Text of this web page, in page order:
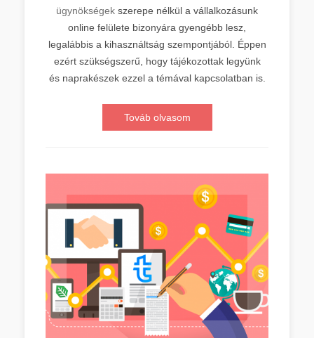
ügynökségek szerepe nélkül a vállalkozásunk
online felülete bizonyára gyengébb lesz,
legalábbis a kihasználtság szempontjából. Éppen
ezért szükségszerű, hogy tájékozottak legyünk
és naprakészek ezzel a témával kapcsolatban is.
Továb olvasom